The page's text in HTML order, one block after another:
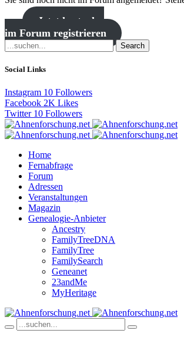
Jetzt kostenlos
im Forum registrieren
Search
Social Links
Instagram 10 Followers
Facebook 2K Likes
Twitter 10 Followers
Home
Fernabfrage
Forum
Adressen
Veranstaltungen
Magazin
Genealogie-Anbieter
Ancestry
FamilyTreeDNA
FamilyTree
FamilySearch
Geneanet
23andMe
MyHeritage